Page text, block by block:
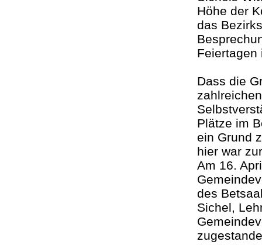
Höhe der
das
Dass die
Plätze im
ein Grund
hier war
Am 16.
des
Sichel,